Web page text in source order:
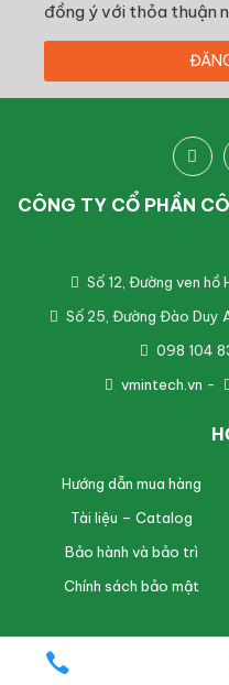
đồng ý với thỏa thuận
CÔNG TY CỔ PHẦN
Số 12, Đường ven hồ
Số 25, Đường Đào Duy
098 104
vmintech.vn -
Hướng dẫn mua hàng
Tài liệu – Catalog
Bảo hành và bảo trì
Chính sách bảo mật